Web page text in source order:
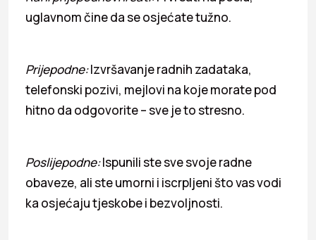
uglavnom čine da se osjećate tužno.
Prijepodne:Izvršavanje radnih zadataka,
telefonski pozivi, mejlovi na koje morate pod
hitno da odgovorite – sve je to stresno.
Poslijepodne:Ispunili ste sve svoje radne
obaveze, ali ste umorni i iscrpljeni što vas vodi
ka osjećaju tjeskobe i bezvoljnosti.